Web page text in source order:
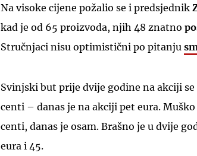
Na visoke cijene požalio se i predsjednik
kad je od 65 proizvoda, njih 48 znatno
Stručnjaci nisu optimistični po pitanju
Svinjski but prije dvije godine na akciji se
centi – danas je na akciji pet eura.
centi, danas je osam. Brašno je u dvije
eura i 45.